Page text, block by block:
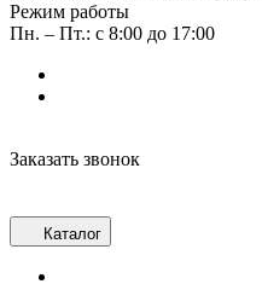
Режим работы
Пн. – Пт.: с 8:00 до 17:00
Заказать звонок
Каталог